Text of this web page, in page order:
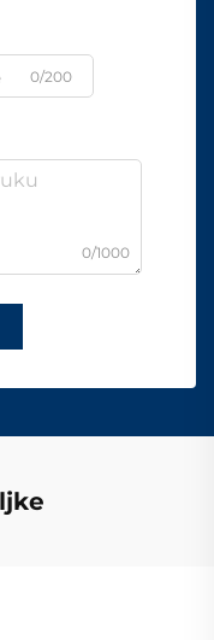
0/200
0/1000